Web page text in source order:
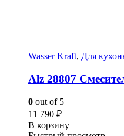
Wasser Kraft, Для
Alz 28807
0 out of 5
11 790 ₽
В корзину